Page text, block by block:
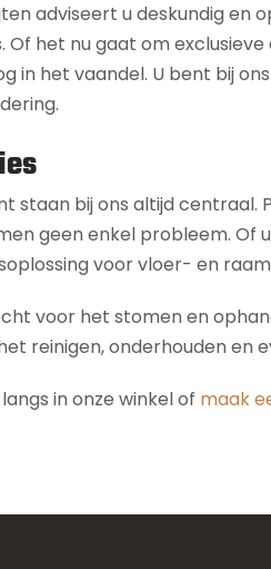
adviseert u deskundig
het nu gaat om exclusieve
in het vaandel. U bent bij
staan bij ons altijd centraal.
geen enkel probleem. Of
voor vloer- en
voor het stomen en
reinigen, onderhouden en
in onze winkel of maak